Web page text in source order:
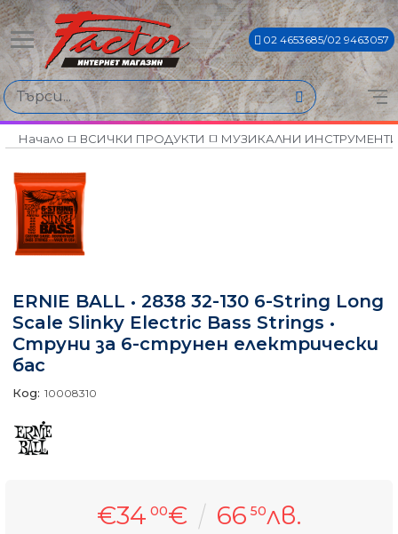
02 4653685/02 9463057
Начало ВСИЧКИ ПРОДУКТИ МУЗИКАЛНИ
ERNIE BALL • 2838 32-130 6-String Long
Scale Slinky Electric Bass Strings •
Струни за 6-струнен електрически
бас
Код: 10008310
€34 00€ 66 50лв.